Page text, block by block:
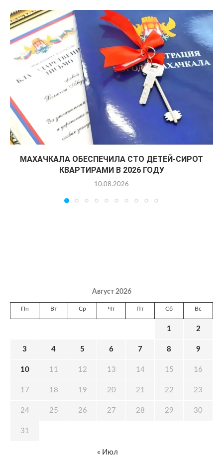
МАХАЧКАЛА ОБЕСПЕЧИЛА СТО ДЕТЕЙ-СИРОТ
КВАРТИРАМИ В 2026 ГОДУ
10.08.2026
Август 2026
Пн Вт Ср Чт Пт Сб Вс
1 2
3 4 5 6 7 8 9
10 11 12 13 14 15 16
17 18 19 20 21 22 23
24 25 26 27 28 29 30
31
« Июл